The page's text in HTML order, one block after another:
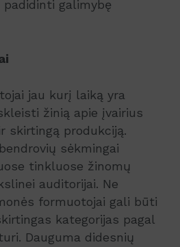
galimybę
jau kurį laiką yra
žinią apie įvairius
skirtingą produkciją.
sėkmingai
tinkluose žinomų
auditorijai. Ne
formuotojai gali būti
kategorijas pagal
Dauguma didesnių